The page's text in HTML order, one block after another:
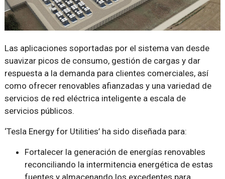
Las aplicaciones soportadas por el sistema van desde
suavizar picos de consumo, gestión de cargas y dar
respuesta a la demanda para clientes comerciales, así
como ofrecer renovables afianzadas y una variedad de
servicios de red eléctrica inteligente a escala de
servicios públicos.
‘Tesla Energy for Utilities’ ha sido diseñada para:
Fortalecer la generación de energías renovables
reconciliando la intermitencia energética de estas